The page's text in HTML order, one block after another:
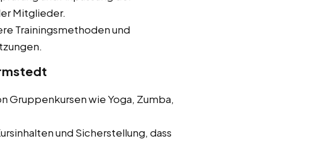
Mitglieder.
Trainingsmethoden und
Gruppenkursen wie Yoga, Zumba,
und Sicherstellung, dass